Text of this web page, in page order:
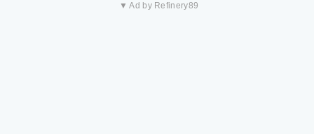
▼ Ad by Refinery89